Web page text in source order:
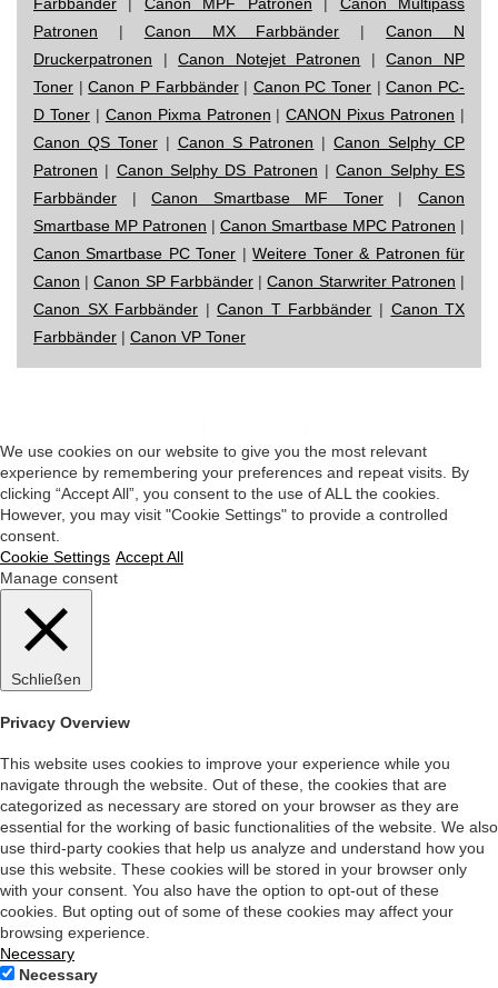
Patronen | Canon MX Farbbänder |Canon N
Druckerpatronen |Canon Notejet Patronen |Canon NP
Toner |Canon P Farbbänder| Canon PC Toner |Canon PC-
D Toner| Canon Pixma Patronen |CANON Pixus Patronen |
Canon QS Toner| Canon S Patronen |Canon Selphy CP
Patronen | Canon Selphy DS Patronen |Canon Selphy ES
Farbbänder |Canon Smartbase MF Toner|Canon
Smartbase MP Patronen | Canon Smartbase MPC Patronen |
Canon Smartbase PC Toner |Weitere Toner & Patronen für
Canon |Canon SP Farbbänder|Canon Starwriter Patronen |
Canon SX Farbbänder |Canon T Farbbänder | Canon TX
Farbbänder | Canon VP Toner
We use cookies on our website to give you the most relevant
experience by remembering your preferences and repeat visits. By
clicking “Accept All”, you consent to the use of ALL the cookies.
However, you may visit "Cookie Settings" to provide a controlled
consent.
Cookie Settings Accept All
Manage consent
Schließen
Privacy Overview
This website uses cookies to improve your experience while you
navigate through the website. Out of these, the cookies that are
categorized as necessary are stored on your browser as they are
essential for the working of basic functionalities of the website. We also
use third-party cookies that help us analyze and understand how you
use this website. These cookies will be stored in your browser only
with your consent. You also have the option to opt-out of these
cookies. But opting out of some of these cookies may affect your
browsing experience.
Necessary
Necessary